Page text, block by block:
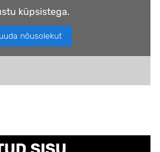
küpsistega.
nõusolekut